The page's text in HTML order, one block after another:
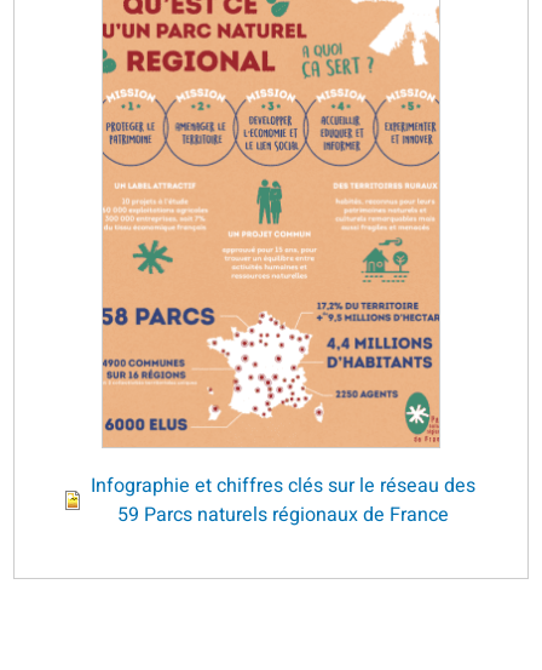
Infographie et chiffres clés sur le réseau des
59 Parcs naturels régionaux de France